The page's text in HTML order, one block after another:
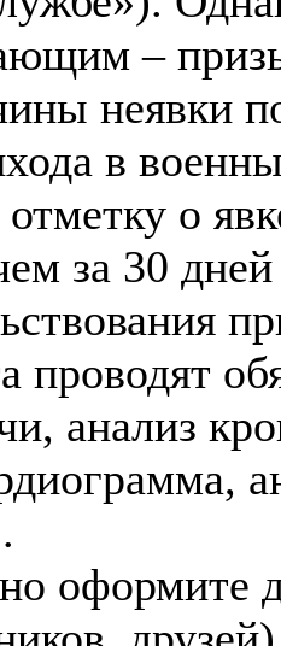
–
неявки
в
о
за 30
проводят
анализ
оформите